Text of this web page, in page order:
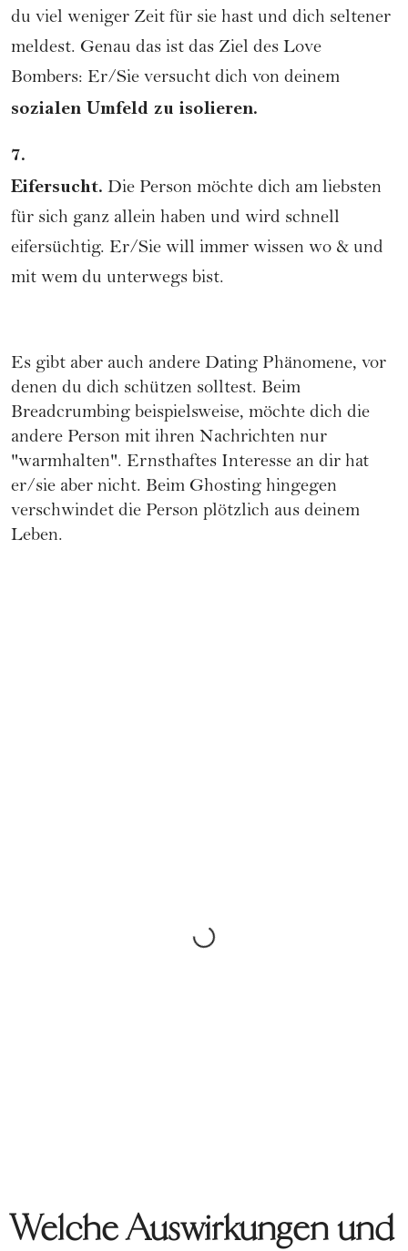
du viel weniger Zeit für sie hast und dich seltener
meldest. Genau das ist das Ziel des Love
Bombers: Er/Sie versucht dich von deinem
sozialen Umfeld zu isolieren.
7.
Eifersucht. Die Person möchte dich am liebsten
für sich ganz allein haben und wird schnell
eifersüchtig. Er/Sie will immer wissen wo & und
mit wem du unterwegs bist.
Es gibt aber auch andere Dating Phänomene, vor
denen du dich schützen solltest. Beim
Breadcrumbing beispielsweise, möchte dich die
andere Person mit ihren Nachrichten nur
"warmhalten". Ernsthaftes Interesse an dir hat
er/sie aber nicht. Beim Ghosting hingegen
verschwindet die Person plötzlich aus deinem
Leben.
Welche Auswirkungen und